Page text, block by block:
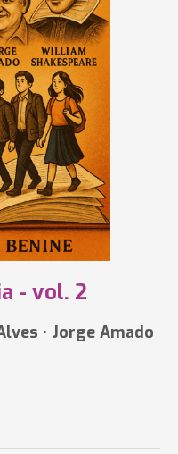
- vol. 2
• Jorge Amado